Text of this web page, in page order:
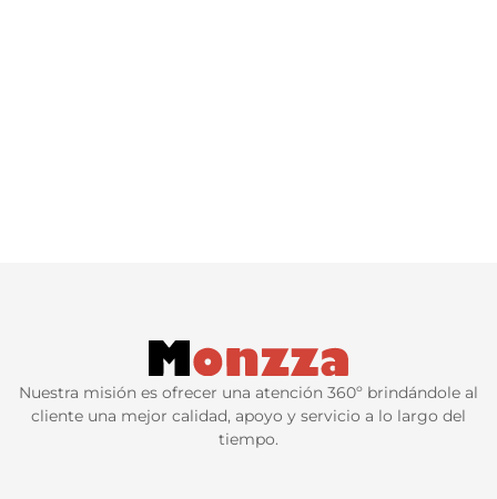
Nuestra misión es ofrecer una atención 360º brindándole al
cliente una mejor calidad, apoyo y servicio a lo largo del
tiempo.